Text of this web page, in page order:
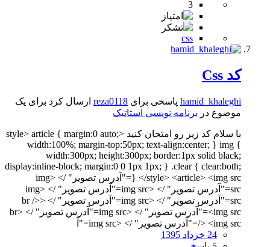
css
کد Css
hamid_khaleghiپاسخی برای reza0118ارسال کرد برای یک
موضوع در برنامه نویسی استاتیک
با سلام کد زیر رو امتحان کنید <style> article { margin:0 auto;
width:100%; margin-top:50px; text-align:center; } img {
width:300px; height:300px; border:1px solid black;
display:inline-block; margin:0 0 1px 1px; } .clear { clear:both;
} </style> <article> <img src="آدرس تصویر" /> <img
src="آدرس تصویر" /> <img src="آدرس تصویر" /> <img
src="آدرس تصویر" /> <img src="آدرس تصویر" /> <br />
<img src="آدرس تصویر" /> <img src="آدرس تصویر" /> <br
/> <img src="آدرس تصویر" /> <img src="آ
24 خرداد 1395